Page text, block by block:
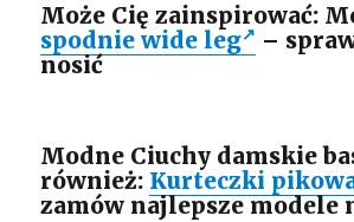
Może Cię zainspirować:
spodnie wide leg
–
nosić
Modne Ciuchy damskie
również: Kurteczki
zamów najlepsze modele